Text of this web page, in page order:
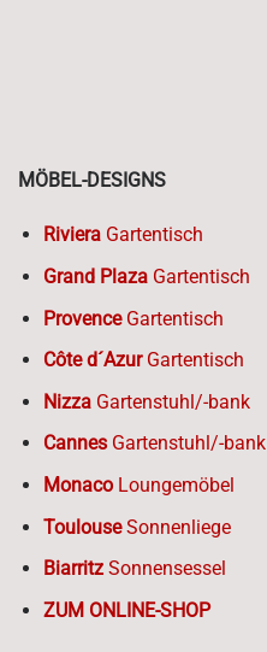
MÖBEL-DESIGNS
RivieraGartentisch
Grand PlazaGartentisch
ProvenceGartentisch
Côte d´AzurGartentisch
NizzaGartenstuhl/-bank
CannesGartenstuhl/-bank
MonacoLoungemöbel
ToulouseSonnenliege
BiarritzSonnensessel
ZUM ONLINE-SHOP